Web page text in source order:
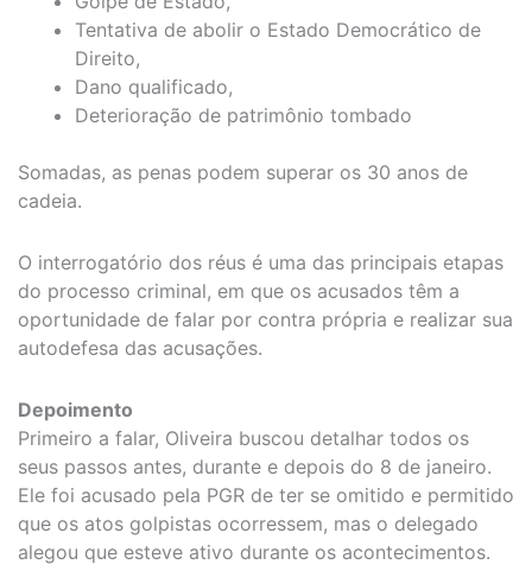
Tentativa de abolir o Estado Democrático de
Direito,
Dano qualificado,
Deterioração de patrimônio tombado
Somadas, as penas podem superar os 30 anos de
cadeia.
O interrogatório dos réus é uma das principais etapas
do processo criminal, em que os acusados têm a
oportunidade de falar por contra própria e realizar sua
autodefesa das acusações.
Depoimento
Primeiro a falar, Oliveira buscou detalhar todos os
seus passos antes, durante e depois do 8 de janeiro.
Ele foi acusado pela PGR de ter se omitido e permitido
que os atos golpistas ocorressem, mas o delegado
alegou que esteve ativo durante os acontecimentos.